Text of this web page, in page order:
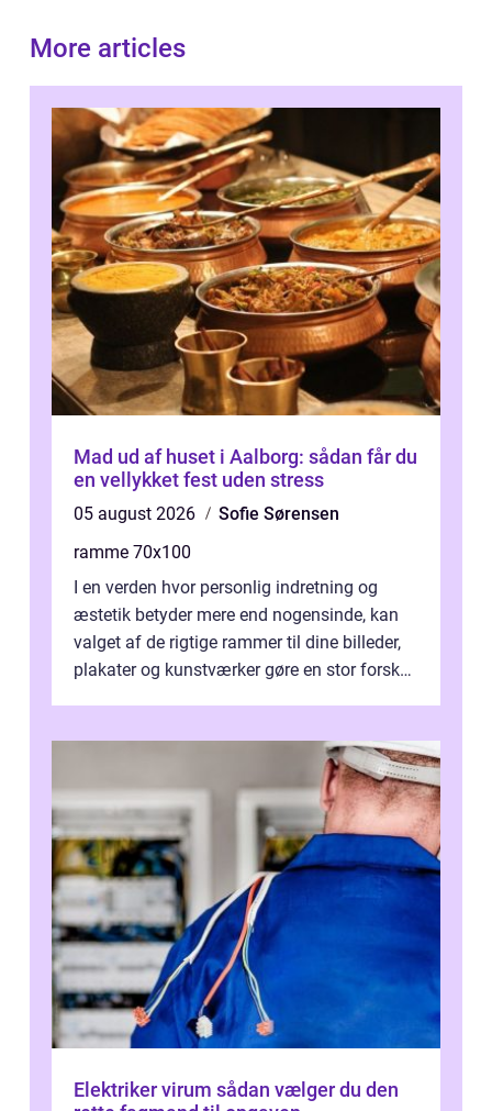
More articles
Mad ud af huset i Aalborg: sådan får du
en vellykket fest uden stress
05 august 2026
Sofie Sørensen
ramme 70x100
I en verden hvor personlig indretning og
æstetik betyder mere end nogensinde, kan
valget af de rigtige rammer til dine billeder,
plakater og kunstværker gøre en stor forskel.
Elektriker virum sådan vælger du den